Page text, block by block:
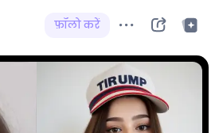
फ़ॉलो करें